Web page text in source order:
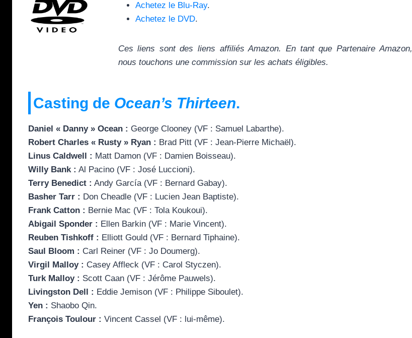
Achetez le Blu-Ray.
Achetez le DVD.
Ces liens sont des liens affiliés Amazon. En tant que Partenaire Amazon,
nous touchons une commission sur les achats éligibles.
Casting de Ocean’s Thirteen.
Daniel « Danny » Ocean : George Clooney (VF : Samuel Labarthe).
Robert Charles « Rusty » Ryan : Brad Pitt (VF : Jean-Pierre Michaël).
Linus Caldwell : Matt Damon (VF : Damien Boisseau).
Willy Bank : Al Pacino (VF : José Luccioni).
Terry Benedict : Andy García (VF : Bernard Gabay).
Basher Tarr : Don Cheadle (VF : Lucien Jean Baptiste).
Frank Catton : Bernie Mac (VF : Tola Koukoui).
Abigail Sponder : Ellen Barkin (VF : Marie Vincent).
Reuben Tishkoff : Elliott Gould (VF : Bernard Tiphaine).
Saul Bloom : Carl Reiner (VF : Jo Doumerg).
Virgil Malloy : Casey Affleck (VF : Carol Styczen).
Turk Malloy : Scott Caan (VF : Jérôme Pauwels).
Livingston Dell : Eddie Jemison (VF : Philippe Siboulet).
Yen : Shaobo Qin.
François Toulour : Vincent Cassel (VF : lui-même).